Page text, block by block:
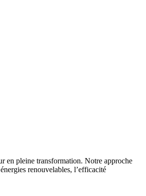
en pleine transformation. Notre approche
renouvelables, l’efficacité